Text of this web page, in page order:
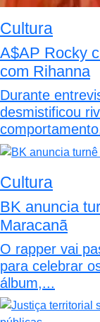
Cultura
A$AP Rocky
com Rihanna
Durante
desmistificou
Cultura
BK anuncia
Maracanã
O rapper vai
para celebrar
álbum,...